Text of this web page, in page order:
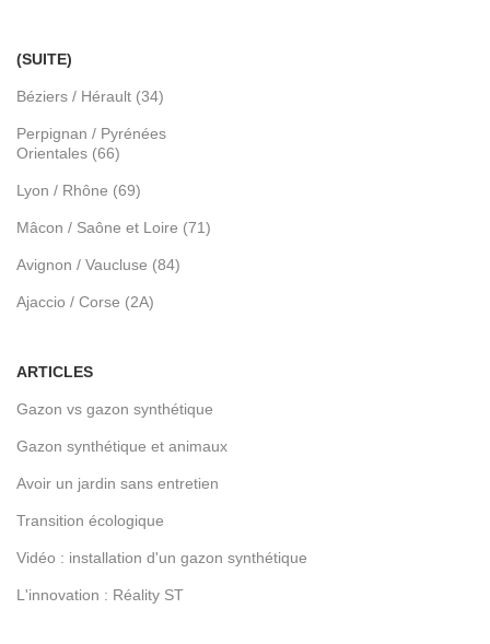
(SUITE)
Béziers / Hérault (34)
Perpignan / Pyrénées
Orientales (66)
Lyon / Rhône (69)
Mâcon / Saône et Loire (71)
Avignon / Vaucluse (84)
Ajaccio / Corse (2A)
ARTICLES
Gazon vs gazon synthétique
Gazon synthétique et animaux
Avoir un jardin sans entretien
Transition écologique
Vidéo : installation d'un gazon synthétique
L'innovation : Réality ST